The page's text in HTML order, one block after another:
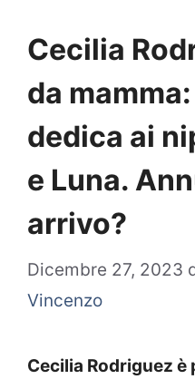
Cecilia
da
dedica ai
e Luna.
arrivo?
Dicembre 27, 2023
Vincenzo
Cecilia Rodriguez